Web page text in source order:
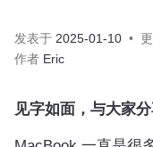
发表于 2025-01-10
作者 Eric
见字如面，与大家